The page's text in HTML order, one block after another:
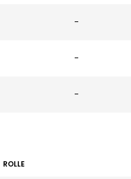
-
-
-
ROLLE